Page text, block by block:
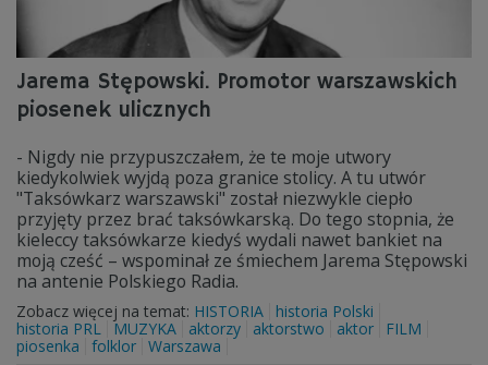
Jarema Stępowski. Promotor warszawskich
piosenek ulicznych
- Nigdy nie przypuszczałem, że te moje utwory
kiedykolwiek wyjdą poza granice stolicy. A tu utwór
"Taksówkarz warszawski" został niezwykle ciepło
przyjęty przez brać taksówkarską. Do tego stopnia, że
kieleccy taksówkarze kiedyś wydali nawet bankiet na
moją cześć – wspominał ze śmiechem Jarema Stępowski
na antenie Polskiego Radia.
Zobacz więcej na temat: HISTORIA
historia Polski
historia PRL MUZYKA aktorzy aktorstwo aktor
FILM
piosenka
folklor Warszawa